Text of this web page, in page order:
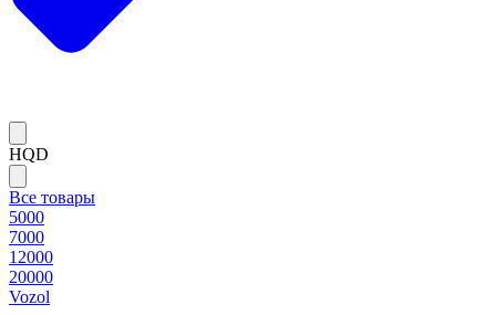
HQD
Все товары
5000
7000
12000
20000
Vozol